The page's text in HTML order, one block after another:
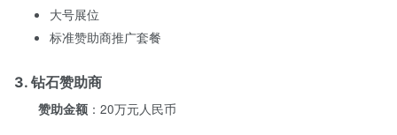
大号展位
标准赞助商推广套餐
3. 钻石赞助商
赞助金额 ：20万元人民币